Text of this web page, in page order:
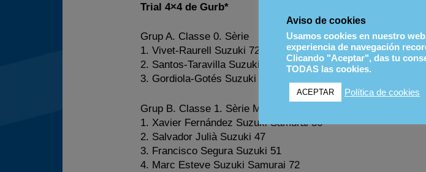
Trial 4×4 de Gurb*
Grup A. Classe 0. Sèrie
1. Vivet-Raurell Suzuki 72
2. Santos-Taravilla Suzuki SJ413 81
3. Gordiola-Gotés Suzuki Samurai 89
Grup B. Classe 1. Sèrie Millorat Menys de 2000 c.c.
1. Xavier Fernández Suzuki Samurai 36
2. Salvador Julià Suzuki 47
3. Francisco Segura Suzuki 51
4. Marc Esteve Suzuki Samurai 72
Aviso de cookies
Usamos cookies en nuestro
experiencia de navegación
Clicando "Aceptar", das tu
TODAS las cookies.
ACEPTAR Política de cookies